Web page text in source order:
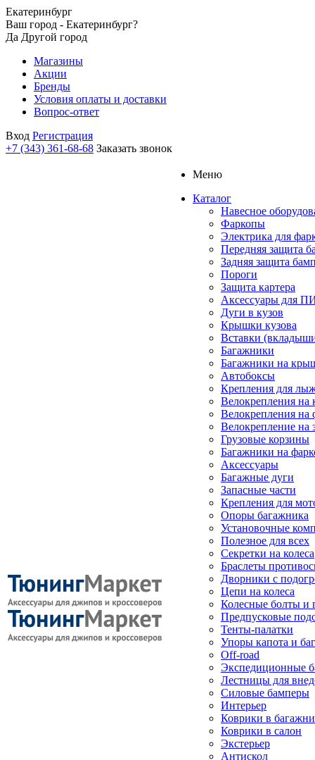
Екатеринбург
Ваш город - Екатеринбург?
Да Другой город
Магазины
Акции
Бренды
Условия оплаты и доставки
Вопрос-ответ
Вход Регистрация
+7 (343) 361-68-68 Заказать звонок
Меню
Каталог
Навесное
Фаркопы
Электрика для
Передняя защита
Задняя защита
Пороги
Защита картера
Аксессуары для
Дуги в кузов
Крышки кузова
Вставки
Багажники
Багажники на
Автобоксы
Крепления для
Велокрепления
Велокрепления на
Велокрепление на
Грузовые корзины
Багажники на
Аксессуары
Багажные дуги
Запасные части
Крепления для
Опоры багажника
Установочные
Полезное для всех
Секретки на колеса
Браслеты
Дворники с
Цепи на колеса
Колесные болты и
Предпусковые
Тенты-палатки
Упоры капота и
Off-road
Экспедиционные
Лестницы для
Силовые бамперы
Интерьер
Коврики в
Коврики в салон
Экстерьер
Антискол